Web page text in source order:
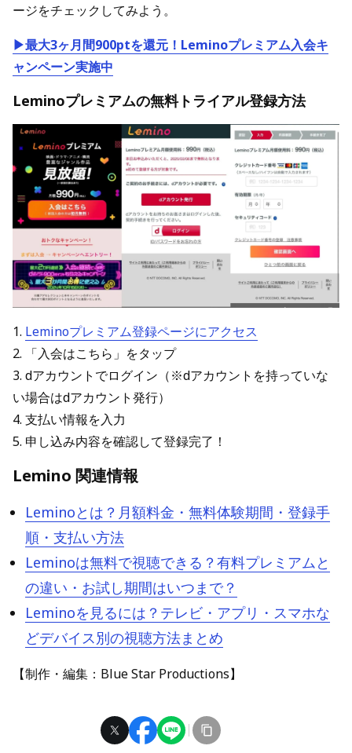
ージをチェックしてみよう。
▶最大3ヶ月間900ptを還元！Leminoプレミアム入会キ
ャンペーン実施中
Leminoプレミアムの無料トライアル登録方法
1. Leminoプレミアム登録ページにアクセス
2. 「入会はこちら」をタップ
3. dアカウントでログイン（※dアカウントを持っていな
い場合はdアカウント発行）
4. 支払い情報を入力
5. 申し込み内容を確認して登録完了！
Lemino 関連情報
Leminoとは？月額料金・無料体験期間・登録手
順・支払い方法
Leminoは無料で視聴できる？有料プレミアムと
の違い・お試し期間はいつまで？
Leminoを見るには？テレビ・アプリ・スマホな
どデバイス別の視聴方法まとめ
【制作・編集：Blue Star Productions】